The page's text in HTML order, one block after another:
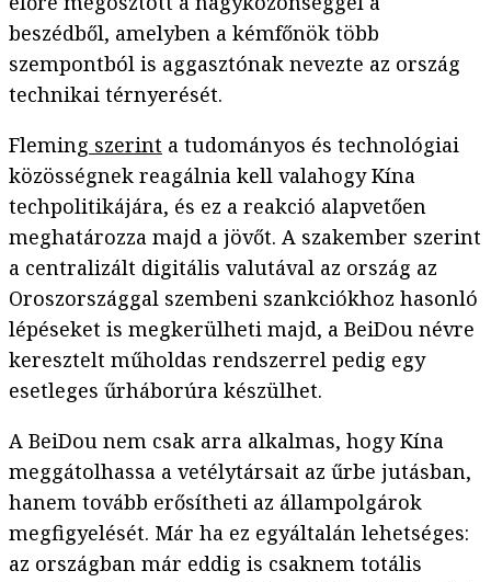
beszédből, amelyben a kémfőnök több
szempontból is aggasztónak nevezte az ország
technikai térnyerését.
Fleming szerint a tudományos és technológiai
közösségnek reagálnia kell valahogy Kína
techpolitikájára, és ez a reakció alapvetően
meghatározza majd a jövőt. A szakember szerint
a centralizált digitális valutával az ország az
Oroszországgal szembeni szankciókhoz hasonló
lépéseket is megkerülheti majd, a BeiDou névre
keresztelt műholdas rendszerrel pedig egy
esetleges űrháborúra készülhet.
A BeiDou nem csak arra alkalmas, hogy Kína
meggátolhassa a vetélytársait az űrbe jutásban,
hanem tovább erősítheti az állampolgárok
megfigyelését. Már ha ez egyáltalán lehetséges:
az országban már eddig is csaknem totális